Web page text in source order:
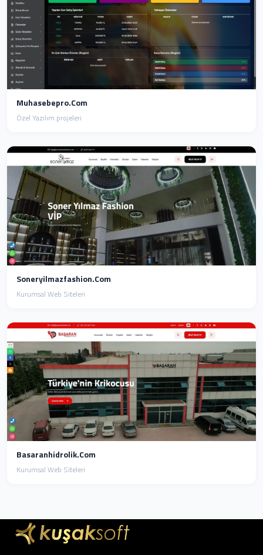
Muhasebepro.com
Özel Yazılım projeleri
Soneryilmazfashion.com
Kurumsal Web Siteleri
Basaranhidrolik.com
Kurumsal Web Siteleri